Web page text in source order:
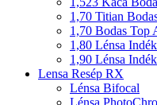
1,70 Titian
1,70 Bodas Top
1,80 Lénsa
1,90 Lénsa
Lensa Resép RX
Lénsa Bifocal
Lénsa